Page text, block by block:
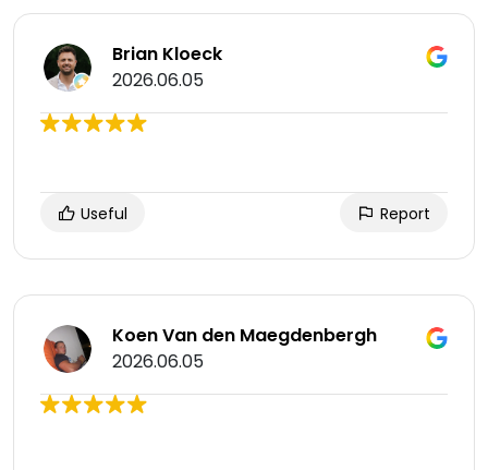
Brian Kloeck
2026.06.05
Useful Report
Koen Van den Maegdenbergh
2026.06.05